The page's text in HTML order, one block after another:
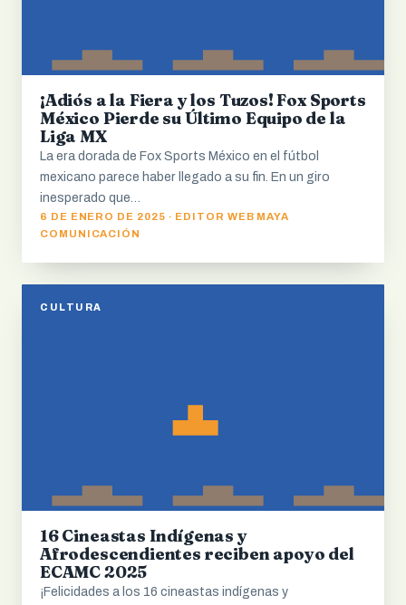
¡Adiós a la Fiera y los Tuzos! Fox Sports
México Pierde su Último Equipo de la
Liga MX
La era dorada de Fox Sports México en el fútbol
mexicano parece haber llegado a su fin. En un giro
inesperado que…
6 DE ENERO DE 2025 · EDITOR WEB MAYA
COMUNICACIÓN
CULTURA
16 Cineastas Indígenas y
Afrodescendientes reciben apoyo del
ECAMC 2025
¡Felicidades a los 16 cineastas indígenas y